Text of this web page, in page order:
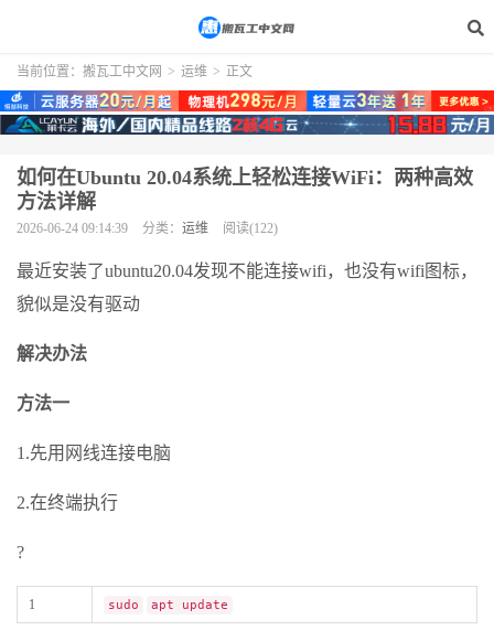
当前位置： 搬瓦工中文网 > 运维 > 正文
如何在Ubuntu 20.04系统上轻松连接WiFi：两种高效
方法详解
2026-06-24 09:14:39 分类： 运维 阅读(122)
最近安装了ubuntu20.04发现不能连接wifi，也没有wifi图标，
貌似是没有驱动
解决办法
方法一
1.先用网线连接电脑
2.在终端执行
?
1 sudo apt update